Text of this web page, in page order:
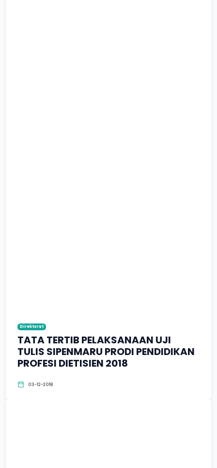
Direktorat
TATA TERTIB PELAKSANAAN UJI
TULIS SIPENMARU PRODI PENDIDIKAN
PROFESI DIETISIEN 2018
03-12-2018